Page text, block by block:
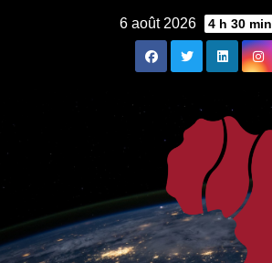
6 août 2026 4 h 30 min